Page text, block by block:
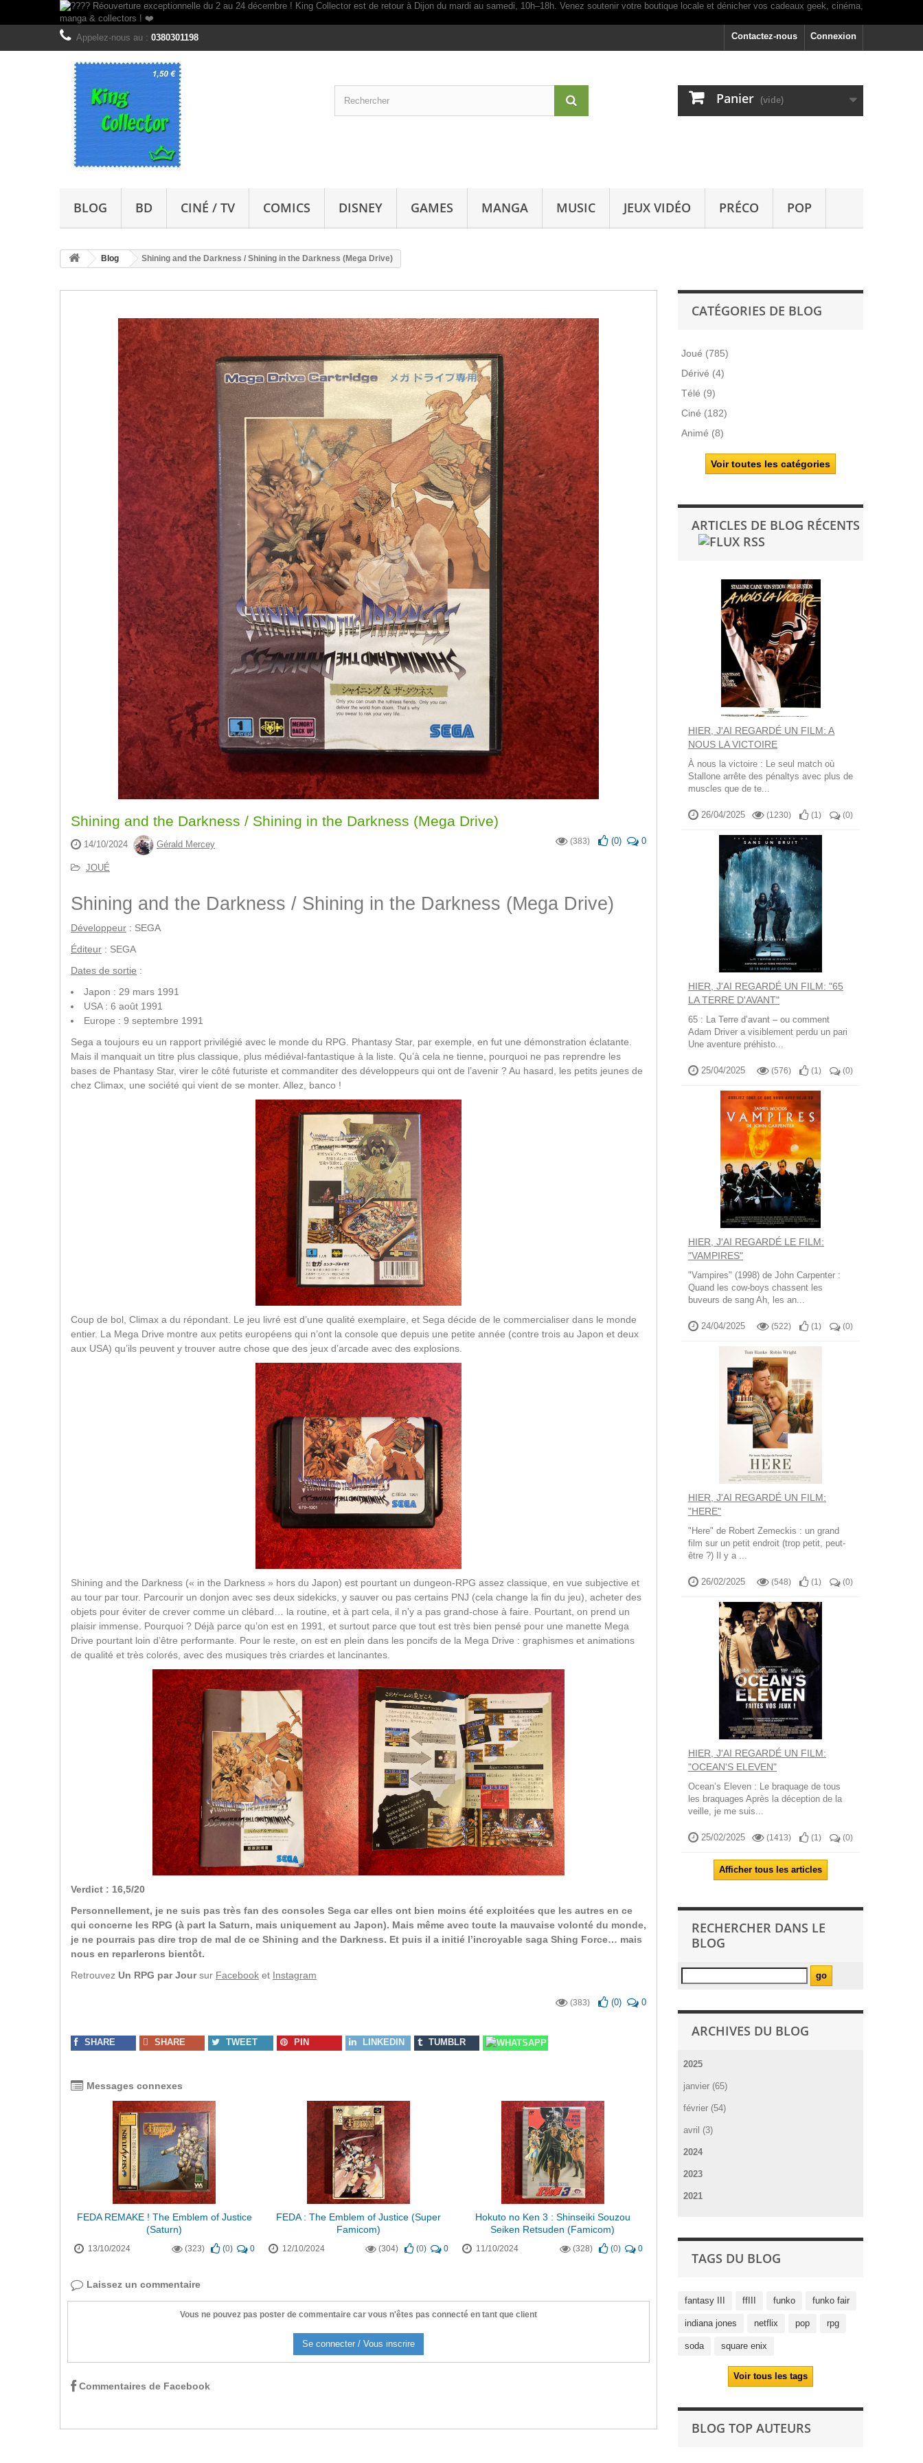
Connexion
Contactez-nous
Appelez-nous au : 0380301198
Panier (vide)
BLOG BD CINÉ / TV COMICS DISNEY GAMES MANGA MUSIC JEUX VIDÉO PRÉCO POP
Blog Shining and the Darkness / Shining in the Darkness (Mega Drive)
Shining and the Darkness / Shining in the Darkness (Mega Drive)
14/10/2024 Gérald Mercey (383) (0) 0
JOUÉ
Shining and the Darkness / Shining in the Darkness (Mega Drive)
Développeur : SEGA
Éditeur : SEGA
Dates de sortie :
Japon : 29 mars 1991
USA : 6 août 1991
Europe : 9 septembre 1991
Sega a toujours eu un rapport privilégié avec le monde du RPG. Phantasy Star, par exemple, en fut une démonstration éclatante.
Mais il manquait un titre plus classique, plus médiéval-fantastique à la liste. Qu’à cela ne tienne, pourquoi ne pas reprendre les
bases de Phantasy Star, virer le côté futuriste et commanditer des développeurs qui ont de l’avenir ? Au hasard, les petits jeunes de
chez Climax, une société qui vient de se monter. Allez, banco !
Coup de bol, Climax a du répondant. Le jeu livré est d’une qualité exemplaire, et Sega décide de le commercialiser dans le monde
entier. La Mega Drive montre aux petits européens qui n’ont la console que depuis une petite année (contre trois au Japon et deux
aux USA) qu’ils peuvent y trouver autre chose que des jeux d’arcade avec des explosions.
Shining and the Darkness (« in the Darkness » hors du Japon) est pourtant un dungeon-RPG assez classique, en vue subjective et
au tour par tour. Parcourir un donjon avec ses deux sidekicks, y sauver ou pas certains PNJ (cela change la fin du jeu), acheter des
objets pour éviter de crever comme un clébard… la routine, et à part cela, il n’y a pas grand-chose à faire. Pourtant, on prend un
plaisir immense. Pourquoi ? Déjà parce qu’on est en 1991, et surtout parce que tout est très bien pensé pour une manette Mega
Drive pourtant loin d’être performante. Pour le reste, on est en plein dans les poncifs de la Mega Drive : graphismes et animations
de qualité et très colorés, avec des musiques très criardes et lancinantes.
Verdict : 16,5/20
Personnellement, je ne suis pas très fan des consoles Sega car elles ont bien moins été exploitées que les autres en ce
qui concerne les RPG (à part la Saturn, mais uniquement au Japon). Mais même avec toute la mauvaise volonté du monde,
je ne pourrais pas dire trop de mal de ce Shining and the Darkness. Et puis il a initié l’incroyable saga Shing Force… mais
nous en reparlerons bientôt.
Retrouvez Un RPG par Joursur Facebook et Instagram
(383) (0) 0
SHARE SHARE TWEET PIN LINKEDIN
TUMBLR
Messages connexes
FEDA REMAKE ! The Emblem of Justice
(Saturn)
13/10/2024 (323) (0) 0
FEDA : The Emblem of Justice (Super
Famicom)
12/10/2024 (304) (0) 0
Hokuto no Ken 3 : Shinseiki Souzou
Seiken Retsuden (Famicom)
11/10/2024 (328) (0) 0
Laissez un commentaire
Vous ne pouvez pas poster de commentaire car vous n'êtes pas connecté en tant que client
Se connecter / Vous inscrire
Commentaires de Facebook
CATÉGORIES DE BLOG
Joué (785)
Dérivé (4)
Télé (9)
Ciné (182)
Animé (8)
Voir toutes les catégories
ARTICLES DE BLOG RÉCENTS
HIER, J'AI REGARDÉ UN FILM: A
NOUS LA VICTOIRE
À nous la victoire : Le seul match où
Stallone arrête des pénaltys avec plus de
muscles que de te...
26/04/2025 (1230) (1) (0)
HIER, J'AI REGARDÉ UN FILM: "65
LA TERRE D'AVANT"
65 : La Terre d’avant – ou comment
Adam Driver a visiblement perdu un pari
Une aventure préhisto...
25/04/2025 (576) (1) (0)
HIER, J'AI REGARDÉ LE FILM:
"VAMPIRES"
"Vampires" (1998) de John Carpenter :
Quand les cow-boys chassent les
buveurs de sang Ah, les an...
24/04/2025 (522) (1) (0)
HIER, J'AI REGARDÉ UN FILM:
"HERE"
"Here" de Robert Zemeckis : un grand
film sur un petit endroit (trop petit, peut-
être ?) Il y a ...
26/02/2025 (548) (1) (0)
HIER, J'AI REGARDÉ UN FILM:
"OCEAN'S ELEVEN"
Ocean’s Eleven : Le braquage de tous
les braquages Après la déception de la
veille, je me suis...
25/02/2025 (1413) (1) (0)
Afficher tous les articles
RECHERCHER DANS LE
BLOG
ARCHIVES DU BLOG
2025
janvier (65)
février (54)
avril (3)
2024
2023
2021
TAGS DU BLOG
fantasy III ffIII funko funko fair
indiana jones netflix pop rpg
soda square enix
Voir tous les tags
BLOG TOP AUTEURS